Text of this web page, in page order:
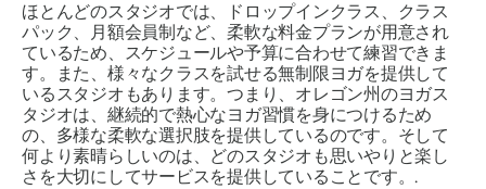
ほとんどのスタジオでは、ドロップインクラス、クラス
パック、月額会員制など、柔軟な料金プランが用意され
ているため、スケジュールや予算に合わせて練習できま
す。また、様々なクラスを試せる無制限ヨガを提供して
いるスタジオもあります。つまり、オレゴン州のヨガス
タジオは、継続的で熱心なヨガ習慣を身につけるため
の、多様な柔軟な選択肢を提供しているのです。そして
何より素晴らしいのは、どのスタジオも思いやりと楽し
さを大切にしてサービスを提供していることです。.